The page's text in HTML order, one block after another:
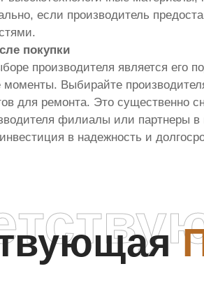
если производитель
покупки
производителя является его
Выбирайте
для ремонта. Это существенно
филиалы или партнеры
в надежность и